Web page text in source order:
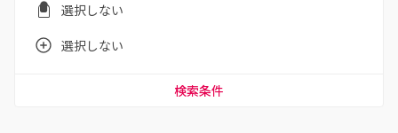
選択しない
選択しない
検索条件